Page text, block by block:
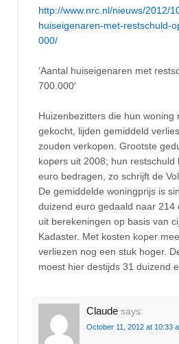
http://www.nrc.nl/nieuws/2012/
huiseigenaren-met-restschuld-
000/
‘Aantal huiseigenaren met
700.000′
Huizenbezitters die hun woning
gekocht, lijden gemiddeld
zouden verkopen. Grootste
kopers uit 2008; hun restschuld
euro bedragen, zo schrijft de
De gemiddelde woningprijs is
duizend euro gedaald naar 214
uit berekeningen op basis van
Kadaster. Met kosten koper
verliezen nog een stuk hoger.
moest hier destijds 31 duizend
Claude says:
October 11, 2012 at 10:33